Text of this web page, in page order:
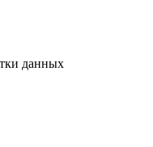
данных